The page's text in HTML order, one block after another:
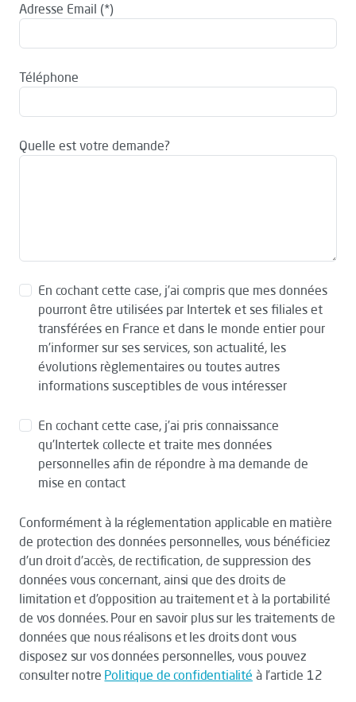
Adresse Email
Téléphone
Quelle est votre demande?
En cochant cette case, j’ai compris que mes données
pourront être utilisées par Intertek et ses filiales et
transférées en France et dans le monde entier pour
m’informer sur ses services, son actualité, les
évolutions règlementaires ou toutes autres
informations susceptibles de vous intéresser
En cochant cette case, j’ai pris connaissance
qu’Intertek collecte et traite mes données
personnelles afin de répondre à ma demande de
mise en contact
Conformément à la réglementation applicable en matière
de protection des données personnelles, vous bénéficiez
d’un droit d’accès, de rectification, de suppression des
données vous concernant, ainsi que des droits de
limitation et d’opposition au traitement et à la portabilité
de vos données. Pour en savoir plus sur les traitements de
données que nous réalisons et les droits dont vous
disposez sur vos données personnelles, vous pouvez
consulter notre Politique de confidentialité à l’article 12